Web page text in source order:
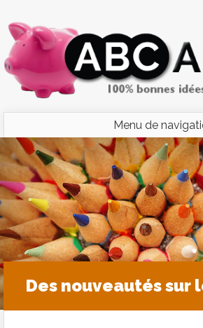
Menu de
Des nouveautés sur